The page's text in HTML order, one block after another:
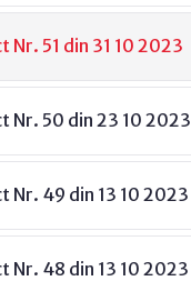
Nr. 51 din 31 10 2023
Nr. 50 din 23 10 2023
Nr. 49 din 13 10 2023
Nr. 48 din 13 10 2023